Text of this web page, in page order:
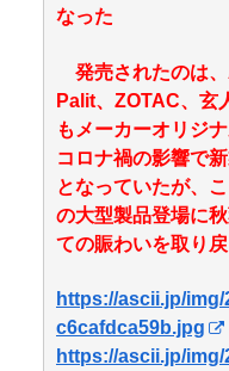
なった
発売されたのは、
Palit、ZOTAC、玄
もメーカーオリジ
コロナ禍の影響で
となっていたが、
の大型製品登場に
ての賑わいを取り戻
https://ascii.jp/img/
c6cafdca59b.jpg
https://ascii.jp/img/